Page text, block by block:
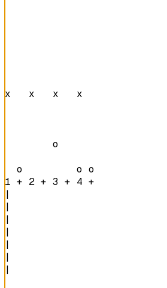
x   x   x   x
        o
  o         o o
1 + 2 + 3 + 4 +
|
|
|
|
|
|
|